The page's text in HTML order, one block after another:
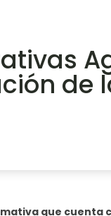
de
que cuenta